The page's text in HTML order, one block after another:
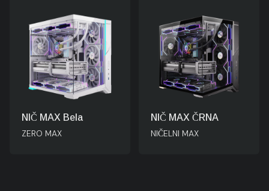
NIČ MAX Bela
ZERO MAX
NIČ MAX ČRNA
NIČELNI MAX